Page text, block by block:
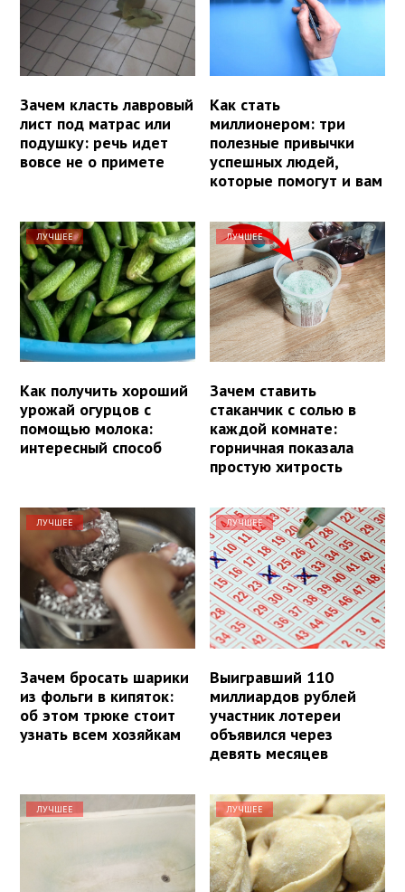
Зачем класть лавровый
лист под матрас или
подушку: речь идет
вовсе не о примете
Как стать
миллионером: три
полезные привычки
успешных людей,
которые помогут и вам
ЛУЧШЕЕ
Как получить хороший
урожай огурцов с
помощью молока:
интересный способ
ЛУЧШЕЕ
Зачем ставить
стаканчик с солью в
каждой комнате:
горничная показала
простую хитрость
ЛУЧШЕЕ
Зачем бросать шарики
из фольги в кипяток:
об этом трюке стоит
узнать всем хозяйкам
ЛУЧШЕЕ
Выигравший 110
миллиардов рублей
участник лотереи
объявился через
девять месяцев
ЛУЧШЕЕ ЛУЧШЕЕ